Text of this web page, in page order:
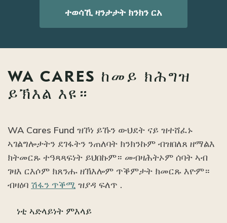
ተወሳኺ ዛንታታት ክንክን ርአ
WA CARES ከመይ ክሕግዝ
ይኽእል እዩ።
WA Cares Fund ዝኾነ ይኹን ውህደት ናይ ዝተሸፈኑ
ኣገልግሎታትን ደገፋትን ንጠለባት ክንክንኩም ብዝበለጸ ዘማልእ
ክትመርጹ ተዓጻጻፍነት ይህበኩም። መብዛሕትኦም ሰባት ኣብ
ገዛእ ርእሶም ክጸንሑ ዘኽእሎም ጥቕምታት ክመርጹ እዮም።
ብዛዕባ ሽፋን ጥቕሚ ዝያዳ ፍለጥ .
ነቲ ኣድላይነት ምእላይ